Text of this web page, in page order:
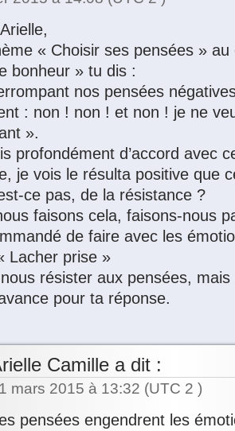
« Choisir ses pensées »
bonheur » tu dis :
nos pensées
: non ! non ! et non ! je ne
».
profondément d’accord avec
je vois le résulta positive que
ce pas, de la résistance ?
faisons cela, faisons-nous
de faire avec les
Lacher prise »
résister aux pensées,
pour ta réponse.
Camille a dit :
mars 2015 à 13:32 (UTC 2 )
pensées engendrent les